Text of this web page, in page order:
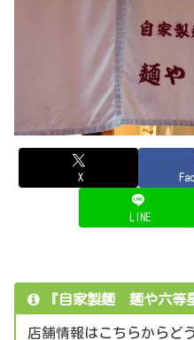
X
LINE
『自家製麺 麺や六等
店舗情報はこちらからど